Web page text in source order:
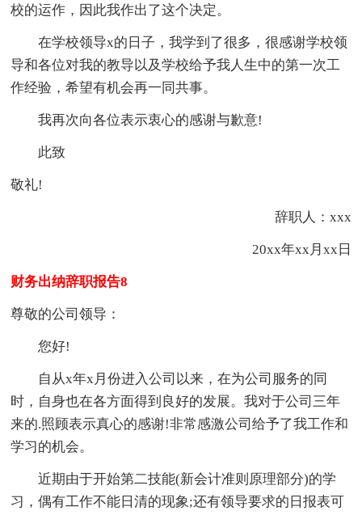
校的运作，因此我作出了这个决定。
在学校领导x的日子，我学到了很多，很感谢学校领
导和各位对我的教导以及学校给予我人生中的第一次工
作经验，希望有机会再一同共事。
我再次向各位表示衷心的感谢与歉意!
此致
敬礼!
辞职人：xxx
20xx年xx月xx日
财务出纳辞职报告8
尊敬的公司领导：
您好!
自从x年x月份进入公司以来，在为公司服务的同
时，自身也在各方面得到良好的发展。我对于公司三年
来的.照顾表示真心的感谢!非常感激公司给予了我工作和
学习的机会。
近期由于开始第二技能(新会计准则原理部分)的学
习，偶有工作不能日清的现象;还有领导要求的日报表可